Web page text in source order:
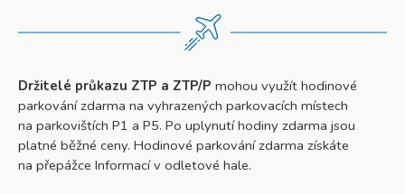
Držitelé průkazu ZTP a ZTP/P mohou využít hodinové
parkování zdarma na vyhrazených parkovacích místech
na parkovištích P1 a P5. Po uplynutí hodiny zdarma jsou
platné běžné ceny. Hodinové parkování zdarma získáte
na přepážce Informací v odletové hale.